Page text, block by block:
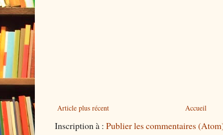
Article plus récent Accueil
Inscription à : Publier les commentaires